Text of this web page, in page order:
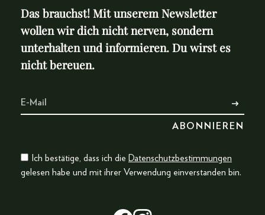
Das brauchst! Mit unserem Newsletter
wollen wir dich nicht nerven, sondern
unterhalten und informieren. Du wirst es
nicht bereuen.
Ich bestätige, dass ich die Datenschutzbestimmungen
gelesen habe und mit ihrer Verwendung einverstanden bin.